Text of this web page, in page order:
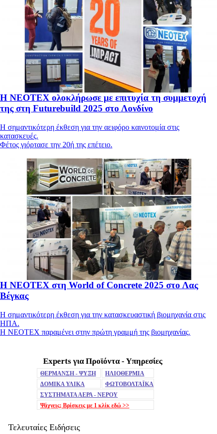
Η ΝΕΟΤΕΧ ολοκλήρωσε με επιτυχία τη συμμετοχή
της στη Futurebuild 2025 στο Λονδίνο
Η σημαντικότερη έκθεση για την αειφόρο καινοτομία στις
κατασκευές.
Φέτος γιόρτασε την 20ή της επέτειο.
Η NEOTEX στη World of Concrete 2025 στο Λας
Βέγκας
Η σημαντικότερη έκθεση για την κατασκευαστική βιομηχανία στις
ΗΠΑ.
Η NEOTEX παραμένει στην πρώτη γραμμή της βιομηχανίας.
MuteExperts για Προϊόντα - Υπηρεσίες
ΘΕΡΜΑΝΣΗ - ΨΥΞΗ
ΗΛΙΟΘΕΡΜΙΑ
ΔΟΜΙΚΑ ΥΛΙΚΑ
ΦΩΤΟΒΟΛΤΑΪΚΑ
ΣΥΣΤΗΜΑΤΑ ΑΕΡΑ - ΝΕΡΟΥ
Ψάχνεις; Βρίσκεις με 1 κλίκ εδώ >>
Τελευταίες Ειδήσεις